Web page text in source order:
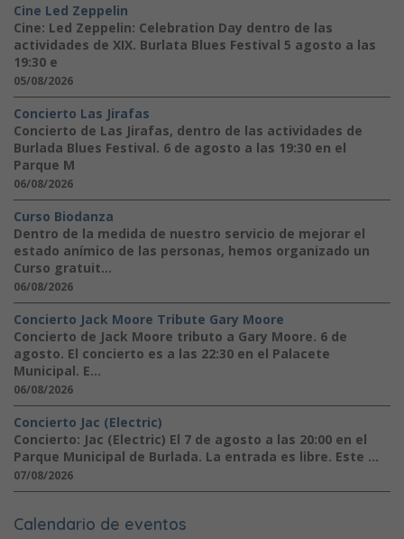
Cine Led Zeppelin
Cine: Led Zeppelin: Celebration Day dentro de las
actividades de XIX. Burlata Blues Festival 5 agosto a las
19:30 e
05/08/2026
Concierto Las Jirafas
Concierto de Las Jirafas, dentro de las actividades de
Burlada Blues Festival. 6 de agosto a las 19:30 en el
Parque M
06/08/2026
Curso Biodanza
Dentro de la medida de nuestro servicio de mejorar el
estado anímico de las personas, hemos organizado un
Curso gratuit...
06/08/2026
Concierto Jack Moore Tribute Gary Moore
Concierto de Jack Moore tributo a Gary Moore. 6 de
agosto. El concierto es a las 22:30 en el Palacete
Municipal. E...
06/08/2026
Concierto Jac (Electric)
Concierto: Jac (Electric) El 7 de agosto a las 20:00 en el
Parque Municipal de Burlada. La entrada es libre. Este ...
07/08/2026
Calendario de eventos